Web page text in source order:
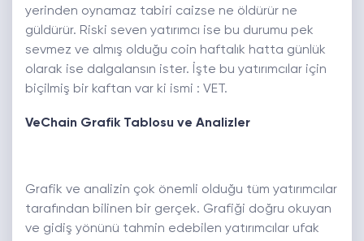
yerinden oynamaz tabiri caizse ne öldürür ne
güldürür. Riski seven yatırımcı ise bu durumu pek
sevmez ve almış olduğu coin haftalık hatta günlük
olarak ise dalgalansın ister. İşte bu yatırımcılar için
biçilmiş bir kaftan var ki ismi : VET.
VeChain Grafik Tablosu ve Analizler
Grafik ve analizin çok önemli olduğu tüm yatırımcılar
tarafından bilinen bir gerçek. Grafiği doğru okuyan
ve gidiş yönünü tahmin edebilen yatırımcılar ufak